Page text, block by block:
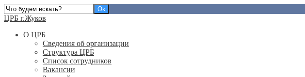
ЦРБ г.Жуков
О ЦРБ
Сведения об организации
Структура ЦРБ
Список сотрудников
Вакансии